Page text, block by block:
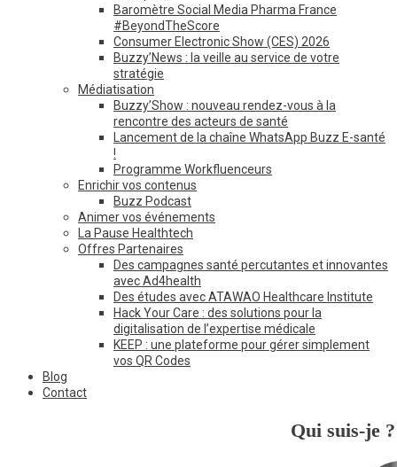
Baromètre Social Media Pharma France
#BeyondTheScore
Consumer Electronic Show (CES) 2026
Buzzy’News : la veille au service de votre
stratégie
Médiatisation
Buzzy’Show : nouveau rendez-vous à la
rencontre des acteurs de santé
Lancement de la chaîne WhatsApp Buzz E-santé
!
Programme Workfluenceurs
Enrichir vos contenus
Buzz Podcast
Animer vos événements
La Pause Healthtech
Offres Partenaires
Des campagnes santé percutantes et innovantes
avec Ad4health
Des études avec ATAWAO Healthcare Institute
Hack Your Care : des solutions pour la
digitalisation de l’expertise médicale
KEEP : une plateforme pour gérer simplement
vos QR Codes
Blog
Contact
Qui suis-je ?